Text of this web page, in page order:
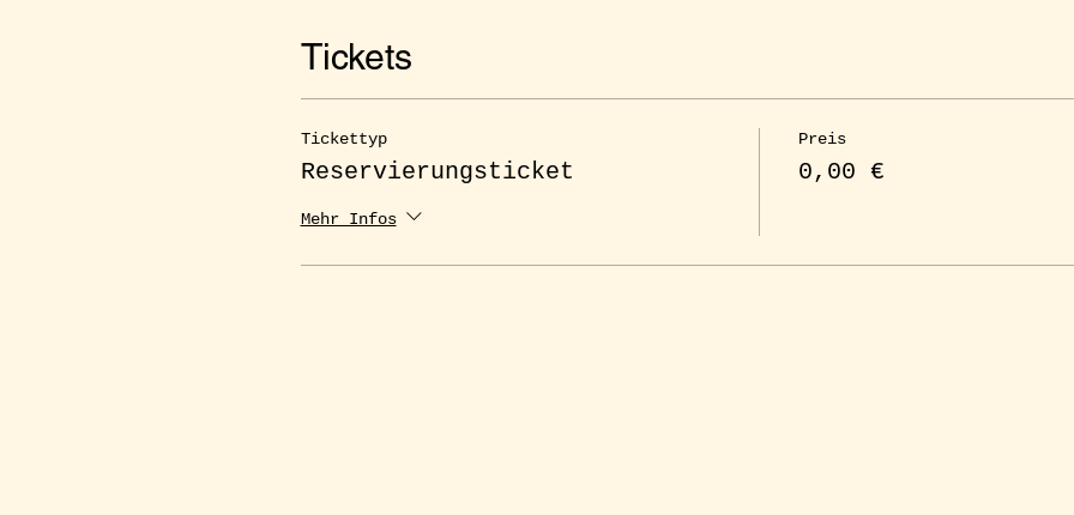
Tickets
Tickettyp
Reservierungsticket
Mehr Infos
Preis
0,00 €